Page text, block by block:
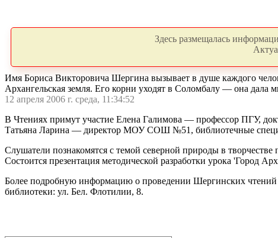
Здесь размещалась
Имя Бориса Викторовича Шергина вызывает в душе каждого
Архангельская земля. Его корни уходят в Соломбалу — она дала
12 апреля 2006 г. среда, 11:34:52
В Чтениях примут участие Елена Галимова — профессор ПГУ,
Татьяна Ларина — директор МОУ СОШ №51, библиотечные
Слушатели познакомятся с темой северной природы в
Состоится презентация методической разработки урока 'Город
Более подробную информацию о проведении Шергинских
библиотеки: ул. Бел. Флотилии, 8.